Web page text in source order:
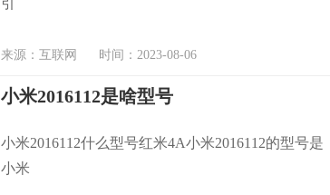
引
来源：互联网 时间：2023-08-06
小米2016112是啥型号
小米2016112什么型号红米4A小米2016112的型号
小米